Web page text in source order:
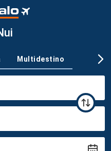
Multidestino